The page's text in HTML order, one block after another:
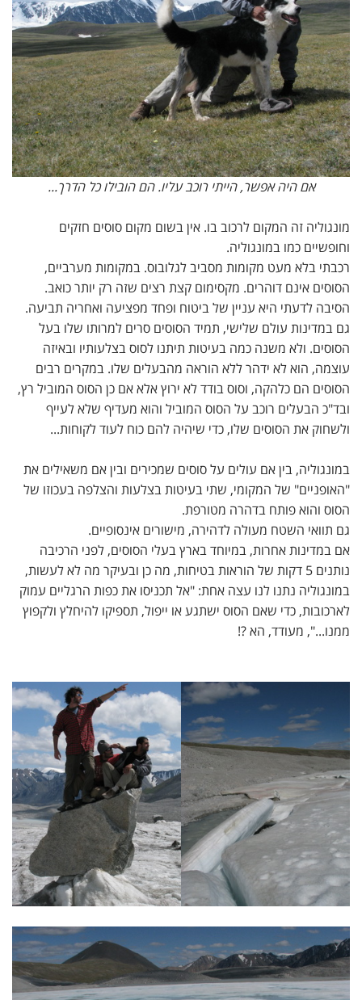
אם היה אפשר, הייתי רוכב עליו. הם הובילו כל הדרך...
מונגוליה זה המקום לרכוב בו. אין בשום מקום סוסים חזקים
וחופשיים כמו במונגוליה.
רכבתי בלא מעט מקומות מסביב לגלובוס. במקומות מערביים,
הסוסים אינם דוהרים. מקסימום קצת רצים שזה רק יותר כואב.
הסיבה לדעתי היא עניין של ביטוח ופחד מפציעה ואחריה תביעה.
גם במדינות עולם שלישי, תמיד הסוסים סרים למרותו שלו בעל
הסוסים. ולא משנה כמה בעיטות תיתנו לסוס בצלעותיו ובאיזה
עוצמה, הוא לא ידהר ללא הוראה מהבעלים שלו. במקרים רבים
הסוסים הם כלהקה, וסוס בודד לא ירוץ אלא אם כן הסוס המוביל רץ,
ובד"כ הבעלים רוכב על הסוס המוביל והוא מעדיף שלא לעייף
ולשחוק את הסוסים שלו, כדי שיהיה להם כוח לעוד לקוחות...
במונגוליה, בין אם עולים על סוסים שמכירים ובין אם משאילים את
"האופניים" של המקומי, שתי בעיטות בצלעות והצלפה בעכוזו של
הסוס והוא פותח בדהרה מטורפת.
גם תוואי השטח מעולה לדהירה, מישורים אינסופיים.
אם במדינות אחרות, במיוחד בארץ בעלי הסוסים, לפני הרכיבה
נותנים 5 דקות של הוראות בטיחות, מה כן ובעיקר מה לא לעשות,
במונגוליה נתנו לנו עצה אחת: "אל תכניסו את כפות הרגליים עמוק
לארכובות, כדי שאם הסוס ישתגע או ייפול, תספיקו להיחלץ ולקפוץ
ממנו...", מעודד, הא ?!